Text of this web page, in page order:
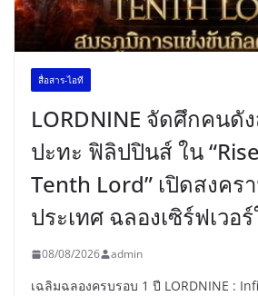
สื่อสาร-ไอที
LORDNINE จัดศึกคนดั
ปะทะ ฟิลิปปินส์ ใน
Tenth Lord” เปิดสงคร
ประเทศ ฉลองเซิร์ฟเวอ
08/08/2026 admin
เฉลิมฉลองครบรอบ 1 ปี LORDNINE :